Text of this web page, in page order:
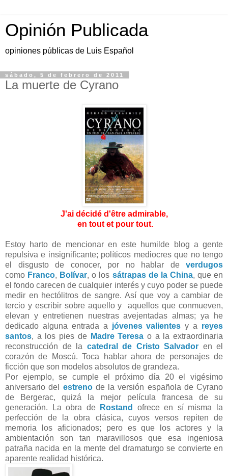
Opinión Publicada
opiniones públicas de Luis Español
sábado, 5 de febrero de 2011
La muerte de Cyrano
J'ai décidé d'être admirable,
en tout et pour tout.
Estoy harto de mencionar en este humilde blog a gente
repulsiva e insignificante; políticos mediocres que no tengo
el disgusto de conocer, por no hablar de verdugos
como Franco, Bolívar, o los sátrapas de la China, que en
el fondo carecen de cualquier interés y cuyo poder se puede
medir en hectólitros de sangre. Así que voy a cambiar de
tercio y escribir sobre aquello y aquellos que conmueven,
elevan y entretienen nuestras avejentadas almas; ya he
dedicado alguna entrada a jóvenes valientes y a reyes
santos, a los pies de Madre Teresa o a la extraordinaria
reconstrucción de la catedral de Cristo Salvador en el
corazón de Moscú. Toca hablar ahora de personajes de
ficción que son modelos absolutos de grandeza.
Por ejemplo, se cumple el próximo día 20 el vigésimo
aniversario del estrenode la versión española de Cyrano
de Bergerac, quizá la mejor película francesa de su
generación. La obra de
Rostand
ofrece en sí misma la
perfección de la obra clásica, cuyos versos repiten de
memoria los aficionados; pero es que los actores y la
ambientación son tan maravillosos que esa ingeniosa
patraña nacida en la mente del dramaturgo se convierte en
aparente realidad histórica.